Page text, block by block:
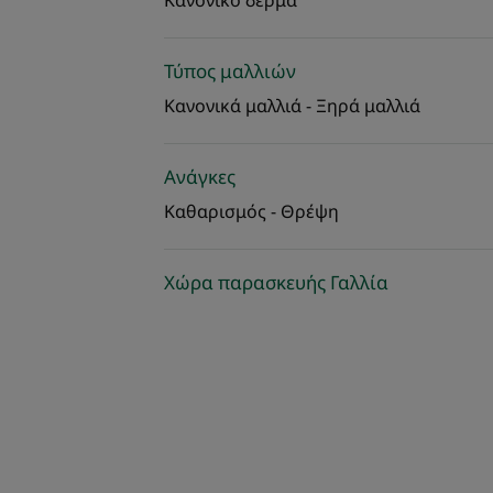
Τύπος μαλλιών
Κανονικά μαλλιά - Ξηρά μαλλιά
Ανάγκες
Καθαρισμός - Θρέψη
Χώρα παρασκευής Γαλλία